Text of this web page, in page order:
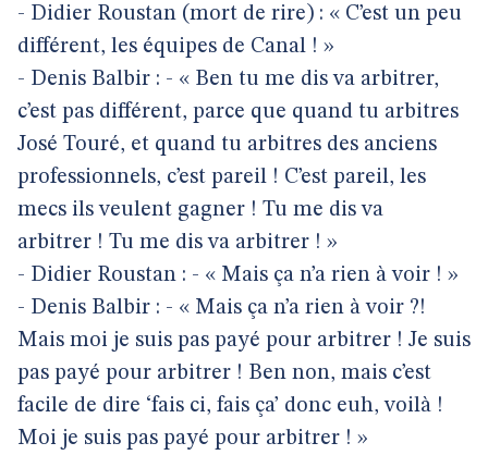
- Didier Roustan (mort de rire) : « C’est un peu
différent, les équipes de Canal ! »
- Denis Balbir : - « Ben tu me dis va arbitrer,
c’est pas différent, parce que quand tu arbitres
José Touré, et quand tu arbitres des anciens
professionnels, c’est pareil ! C’est pareil, les
mecs ils veulent gagner ! Tu me dis va
arbitrer ! Tu me dis va arbitrer ! »
- Didier Roustan : - « Mais ça n’a rien à voir ! »
- Denis Balbir : - « Mais ça n’a rien à voir ?!
Mais moi je suis pas payé pour arbitrer ! Je suis
pas payé pour arbitrer ! Ben non, mais c’est
facile de dire ‘fais ci, fais ça’ donc euh, voilà !
Moi je suis pas payé pour arbitrer ! »